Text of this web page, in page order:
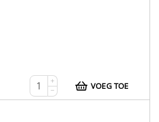
+
−
VOEG TOE